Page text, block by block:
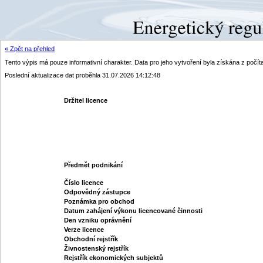
« Zpět na přehled
Tento výpis má pouze informativní charakter. Data pro jeho vytvoření byla získána z
Poslední aktualizace dat proběhla 31.07.2026 14:12:48
Držitel licence
Předmět podnikání
Číslo licence
Odpovědný zástupce
Poznámka pro obchod
Datum zahájení výkonu licencované činnosti
Den vzniku oprávnění
Verze licence
Obchodní rejstřík
Živnostenský rejstřík
Rejstřík ekonomických subjektů